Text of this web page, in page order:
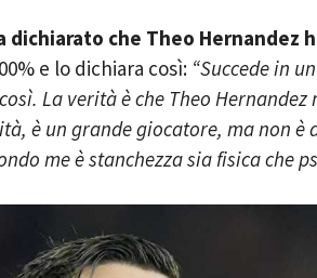
dichiarato che Theo Hernandez
e lo dichiara così: “Succede in
La verità è che Theo Hernandez
è un grande giocatore, ma non è
me è stanchezza sia fisica che